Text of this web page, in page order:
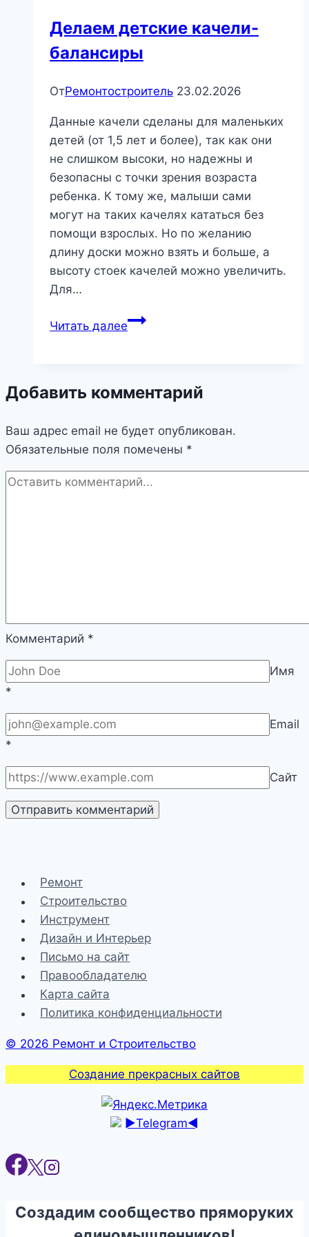
Делаем детские качели-
балансиры
ОтРемонтостроитель 23.02.2026
Данные качели сделаны для маленьких
детей (от 1,5 лет и более), так как они
не слишком высоки, но надежны и
безопасны с точки зрения возраста
ребенка. К тому же, малыши сами
могут на таких качелях кататься без
помощи взрослых. Но по желанию
длину доски можно взять и больше, а
высоту стоек качелей можно увеличить.
Для…
Читать далееДелаем
Добавить комментарий
Ваш адрес email не будет опубликован.
Обязательные поля помечены *
Комментарий *
Имя
*
Email
*
Сайт
Ремонт
Строительство
Инструмент
Дизайн и Интерьер
Письмо на сайт
Правообладателю
Карта сайта
Политика конфиденциальности
© 2026 Ремонт и Строительство
Создание прекрасных сайтов
►Telegram◄
Создадим сообщество пряморуких